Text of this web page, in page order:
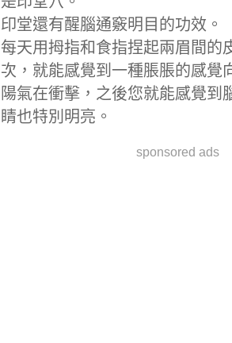
印堂還有醒腦通竅明目的功效。
每天用拇指和食指捏起兩眉間的
次，就能感覺到一種脹脹的感覺
陽氣在衝擊，之後您就能感覺到
睛也特別明亮。
sponsored ads